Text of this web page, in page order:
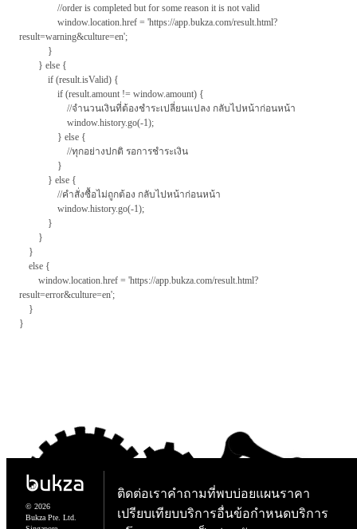
//order is completed but for some reason it is not valid
window.location.href = 'https://app.bukza.com/result.html?
result=warning&culture=en';
}
} else {
if (result.isValid) {
if (result.amount != window.amount) {
//จำนวนเงินที่ต้องชำระเปลี่ยนแปลง กลับไปหน้าก่อนหน้า
window.history.go(-1);
} else {
//ทุกอย่างปกติ รอการชำระเงิน
}
} else {
//คำสั่งซื้อไม่ถูกต้อง กลับไปหน้าก่อนหน้า
window.history.go(-1);
}
}
}
else {
window.location.href = 'https://app.bukza.com/result.html?
result=error&culture=en';
}
}
© 2026
Bukza Pte. Ltd.
ติดต่อเราคำถามที่พบบ่อยแผนราคา
เปรียบเทียบบริการอื่นข้อกำหนดบริการ